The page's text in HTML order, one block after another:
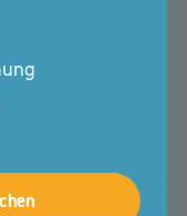
geladen